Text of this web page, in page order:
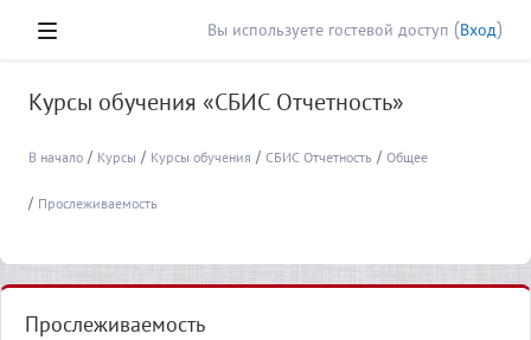
Боковая панель Вы используете гостевой доступ (Вход)
В начало Курсы Курсы обучения СБИС Отчетность Общее
Прослеживаемость
Курсы обучения «СБИС Отчетность»
Прослеживаемость